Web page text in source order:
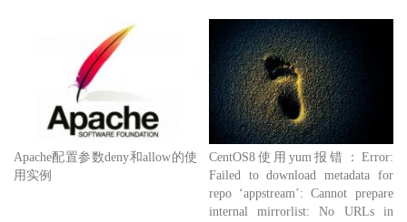
Apache配置参数deny和allow的使
用实例
CentOS8使用yum报错：Error:
Failed to download metadata for
repo ‘appstream’: Cannot prepare
internal mirrorlist: No URLs in